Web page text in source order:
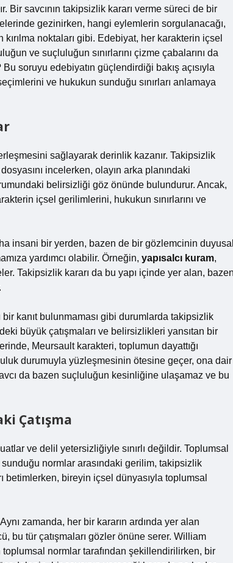
Bir savcının takipsizlik kararı verme süreci de bir
gezinirken, hangi eylemlerin sorgulanacağı,
noktaları gibi. Edebiyat, her karakterin içsel
ve suçluluğun sınırlarını çizme çabalarını da
soruyu edebiyatın güçlendirdiği bakış açısıyla
ve hukukun sunduğu sınırları anlamaya
sağlayarak derinlik kazanır. Takipsizlik
incelerken, olayın arka planındaki
belirsizliği göz önünde bulundurur. Ancak,
içsel gerilimlerini, hukukun sınırlarını ve
insani bir yerden, bazen de bir gözlemcinin
yardımcı olabilir. Örneğin, yapısalcı kuram,
Takipsizlik kararı da bu yapı içinde yer alan,
kanıt bulunmaması gibi durumlarda takipsizlik
büyük çatışmaları ve belirsizlikleri yansıtan bir
Meursault karakteri, toplumun dayattığı
durumuyla yüzleşmesinin ötesine geçer, ona dair
da bazen suçluluğun kesinliğine ulaşamaz ve bu
Çatışma
ve delil yetersizliğiyle sınırlı değildir. Toplumsal
normlar arasındaki gerilim, takipsizlik
betimlerken, bireyin içsel dünyasıyla toplumsal
zamanda, her bir kararın ardında yer alan
bu tür çatışmaları gözler önüne serer. William
normlar tarafından şekillendirilirken, bir